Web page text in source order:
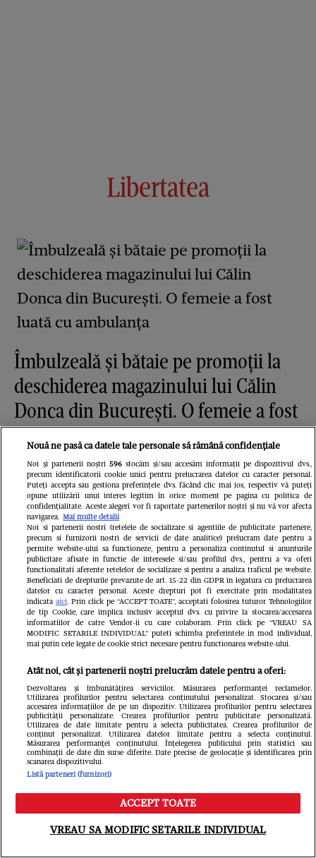
Libertatea
Îmbulzeală și bătaie pe promoții la
deschiderea magazinului lui Călin
Donca din București. O femeie a fost
luată cu ambulanța
Imagini emoționante cu
Elena Udrea și fiica ei, la
un an de când a fost
eliberată din închisoare.
„Mulțumesc, Doamne”
Vine
istoric
Pacific
3,5
Meniu Caută
Nouă ne pasă ca datele tale personale să rămână confidențiale
Noi și partenerii noștri 596stocăm și/sau accesăm informații pe dispozitivul dvs.,
precum identificatorii cookie unici pentru prelucrarea datelor cu caracter personal.
Puteți accepta sau gestiona preferințele dvs. făcând clic mai jos, respectiv vă puteți
opune utilizării unui interes legitim în orice moment pe pagina cu politica de
confidențialitate. Aceste alegeri vor fi raportate partenerilor noștri și nu vă vor afecta
navigarea. Mai multe detalii
Noi si partenerii nostri (retelele de socializare si agentiile de publicitate partenere,
precum si furnizorii nostri de servicii de date analitice) prelucram date pentru a
permite website-ului sa functioneze, pentru a personaliza continutul si anunturile
publicitare afisate in functie de interesele si/sau profilul dvs., pentru a va oferi
functionalitati aferente retelelor de socializare si pentru a analiza traficul pe website.
Beneficiati de drepturile prevazute de art. 15-22 din GDPR in legatura cu prelucrarea
datelor cu caracter personal. Aceste drepturi pot fi exercitate prin modalitatea
indicataaici. Prin click pe “ACCEPT TOATE”, acceptati folosirea tuturor Tehnologiilor
de tip Cookie, care implica inclusiv acceptul dvs. cu privire la stocarea/accesarea
informatiilor de catre Vendor-ii cu care colaboram. Prin click pe “VREAU SA
MODIFIC SETARILE INDIVIDUAL” puteti schimba preferintele in mod individual,
mai putin cele legate de cookie strict necesare pentru functionarea website-ului.
Atât noi, cât și partenerii noștri prelucrăm datele pentru a oferi:
Dezvoltarea și îmbunătățirea serviciilor. Măsurarea performanței reclamelor.
Utilizarea profilurilor pentru selectarea conținutului personalizat. Stocarea și/sau
accesarea informațiilor de pe un dispozitiv. Utilizarea profilurilor pentru selectarea
publicității personalizate. Crearea profilurilor pentru publicitate personalizată.
Utilizarea de date limitate pentru a selecta publicitatea. Crearea profilurilor de
conținut personalizat. Utilizarea datelor limitate pentru a selecta conținutul.
Măsurarea performanței conținutului. Înțelegerea publicului prin statistici sau
combinații de date din surse diferite. Date precise de geolocație și identificarea prin
scanarea dispozitivului.
Listă parteneri (furnizori)
ACCEPT TOATE
VREAU SA MODIFIC SETARILE INDIVIDUAL